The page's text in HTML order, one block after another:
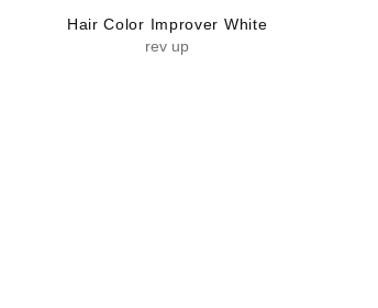
Hair Color Improver White
rev up